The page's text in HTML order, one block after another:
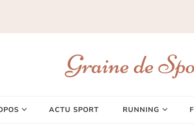
Graine de
ACTU SPORT RUNNING